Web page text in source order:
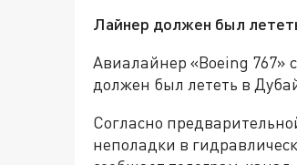
Лайнер должен был
Авиалайнер «Boeing 767»
должен был лететь в
Согласно
неполадки в